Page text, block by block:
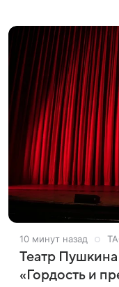
10 минут назад
Театр Пушкина
«Гордость и